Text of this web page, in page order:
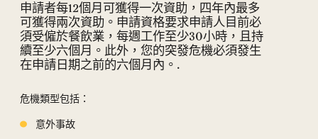
資格要求部分
申請者每12個月可獲得一次資助，四年內最多
可獲得兩次資助。申請資格要求申請人目前必
須受僱於餐飲業，每週工作至少30小時，且持
續至少六個月。此外，您的突發危機必須發生
在申請日期之前的六個月內。.
危機類型包括：
意外事故